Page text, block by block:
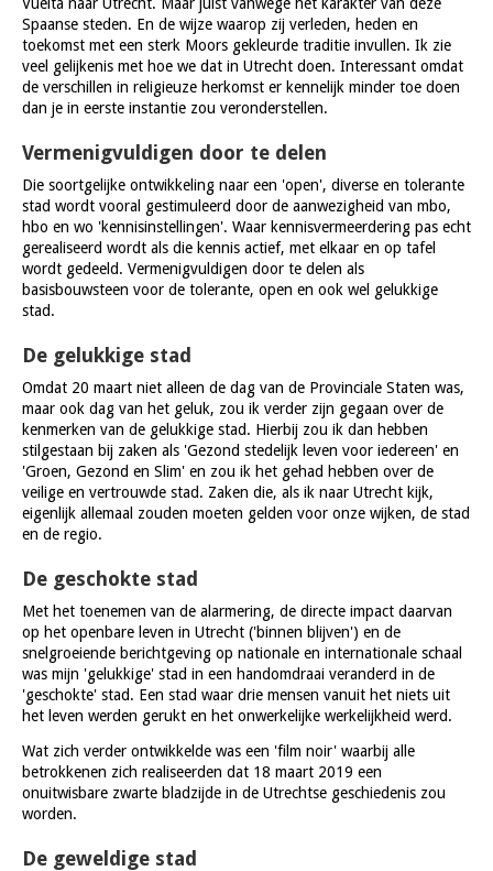
Spaanse steden. En de wijze waarop zij verleden, heden en
toekomst met een sterk Moors gekleurde traditie invullen. Ik zie
veel gelijkenis met hoe we dat in Utrecht doen. Interessant omdat
de verschillen in religieuze herkomst er kennelijk minder toe doen
dan je in eerste instantie zou veronderstellen.
Vermenigvuldigen door te delen
Die soortgelijke ontwikkeling naar een 'open', diverse en tolerante
stad wordt vooral gestimuleerd door de aanwezigheid van mbo,
hbo en wo 'kennisinstellingen'. Waar kennisvermeerdering pas echt
gerealiseerd wordt als die kennis actief, met elkaar en op tafel
wordt gedeeld. Vermenigvuldigen door te delen als
basisbouwsteen voor de tolerante, open en ook wel gelukkige
stad.
De gelukkige stad
Omdat 20 maart niet alleen de dag van de Provinciale Staten was,
maar ook dag van het geluk, zou ik verder zijn gegaan over de
kenmerken van de gelukkige stad. Hierbij zou ik dan hebben
stilgestaan bij zaken als 'Gezond stedelijk leven voor iedereen' en
'Groen, Gezond en Slim' en zou ik het gehad hebben over de
veilige en vertrouwde stad. Zaken die, als ik naar Utrecht kijk,
eigenlijk allemaal zouden moeten gelden voor onze wijken, de stad
en de regio.
De geschokte stad
Met het toenemen van de alarmering, de directe impact daarvan
op het openbare leven in Utrecht ('binnen blijven') en de
snelgroeiende berichtgeving op nationale en internationale schaal
was mijn 'gelukkige' stad in een handomdraai veranderd in de
'geschokte' stad. Een stad waar drie mensen vanuit het niets uit
het leven werden gerukt en het onwerkelijke werkelijkheid werd.
Wat zich verder ontwikkelde was een 'film noir' waarbij alle
betrokkenen zich realiseerden dat 18 maart 2019 een
onuitwisbare zwarte bladzijde in de Utrechtse geschiedenis zou
worden.
De geweldige stad